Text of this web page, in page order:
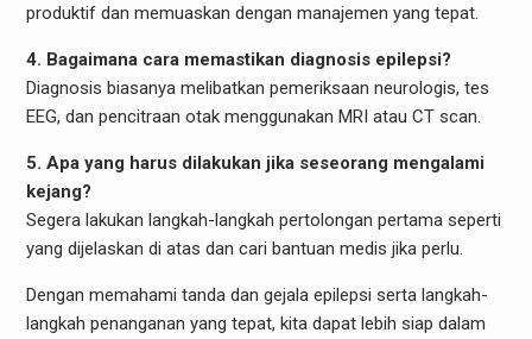
produktif dan memuaskan dengan manajemen yang tepat.
4. Bagaimana cara memastikan diagnosis epilepsi?
Diagnosis biasanya melibatkan pemeriksaan neurologis, tes
EEG, dan pencitraan otak menggunakan MRI atau CT scan.
5. Apa yang harus dilakukan jika seseorang mengalami
kejang?
Segera lakukan langkah-langkah pertolongan pertama seperti
yang dijelaskan di atas dan cari bantuan medis jika perlu.
Dengan memahami tanda dan gejala epilepsi serta langkah-
langkah penanganan yang tepat, kita dapat lebih siap dalam